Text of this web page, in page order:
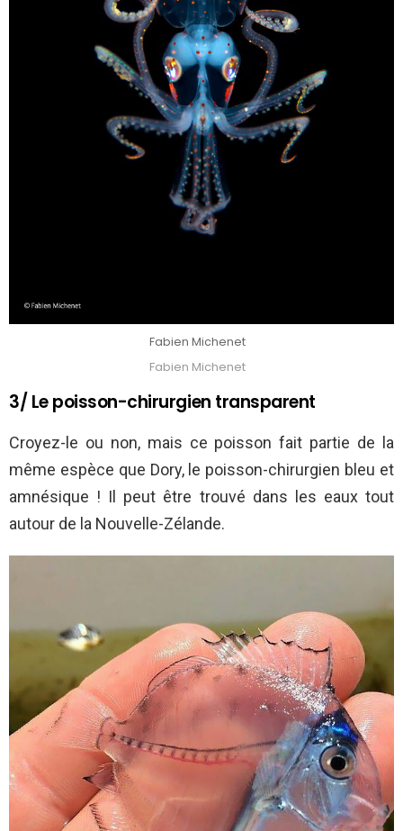
Fabien Michenet
Fabien Michenet
3/ Le poisson-chirurgien transparent
Croyez-le ou non, mais ce poisson fait partie de la
même espèce que Dory, le poisson-chirurgien bleu et
amnésique ! Il peut être trouvé dans les eaux tout
autour de la Nouvelle-Zélande.